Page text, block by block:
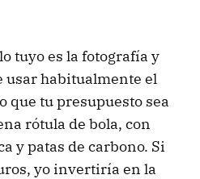
tuyo es la fotografía y
usar habitualmente el
que tu presupuesto sea
rótula de bola, con
y patas de carbono. Si
yo invertiría en la